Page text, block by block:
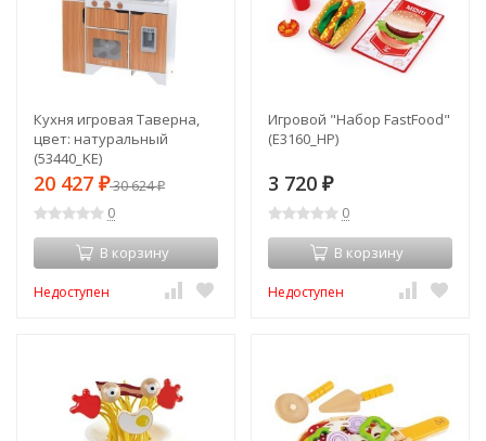
Кухня игровая Таверна,
цвет: натуральный
(53440_KE)
20 427 ₽30 624₽
0
В корзину
Недоступен
Игровой "Набор FastFood"
(E3160_HP)
3 720 ₽
0
В корзину
Недоступен